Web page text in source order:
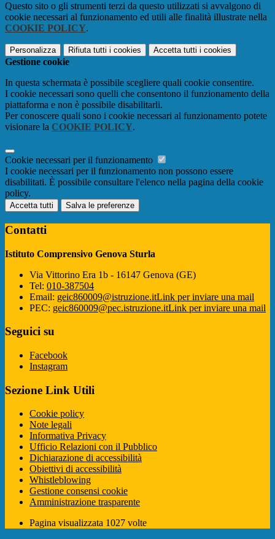
Questo sito o gli strumenti terzi da questo utilizzati si avvalgono di
cookie necessari al funzionamento ed utili alle finalità illustrate nella
COOKIE POLICY.
Personalizza Rifiuta tutti i cookies Accetta tutti i cookies
Gestione cookie
In questa schermata è possibile scegliere quali cookie consentire.
I cookie necessari sono quelli che consentono il funzionamento della
piattaforma e non è possibile disabilitarli.
Per conoscere quali sono i cookie necessari al funzionamento potete
visionare la COOKIE POLICY.
Cookie necessari per il funzionamento
I cookie necessari per il funzionamento non possono essere
disabilitati. È possibile consultare l'elenco nella pagina della cookie
policy.
Accetta tutti Salva le preferenze
Contatti
Istituto Comprensivo Genova Sturla
Via Vittorino Era 1b - 16147 Genova (GE)
Tel: 010-387504
Email: geic860009@istruzione.itLink per inviare una mail
PEC: geic860009@pec.istruzione.itLink per inviare una mail
Seguici su
Facebook
Instagram
Sezione Link Utili
Cookie policy
Note legali
Informativa Privacy
Ufficio Relazioni con il Pubblico
Dichiarazione di accessibilità
Obiettivi di accessibilità
Whistleblowing
Gestione consensi cookie
Amministrazione trasparente
Pagina visualizzata 1027 volte